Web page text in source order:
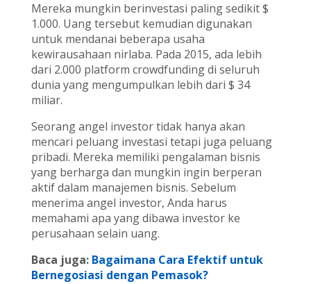
Mereka mungkin berinvestasi paling sedikit $
1.000. Uang tersebut kemudian digunakan
untuk mendanai beberapa usaha
kewirausahaan nirlaba. Pada 2015, ada lebih
dari 2.000 platform crowdfunding di seluruh
dunia yang mengumpulkan lebih dari $ 34
miliar.
Seorang angel investor tidak hanya akan
mencari peluang investasi tetapi juga peluang
pribadi. Mereka memiliki pengalaman bisnis
yang berharga dan mungkin ingin berperan
aktif dalam manajemen bisnis. Sebelum
menerima angel investor, Anda harus
memahami apa yang dibawa investor ke
perusahaan selain uang.
Baca juga: Bagaimana Cara Efektif untuk
Bernegosiasi dengan Pemasok?